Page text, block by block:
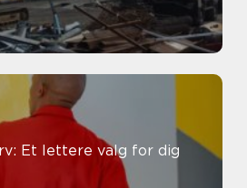
Et lettere valg for dig